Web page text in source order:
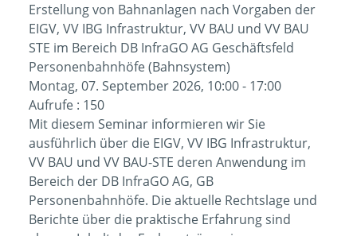
Erstellung von Bahnanlagen nach Vorgaben der
EIGV, VV IBG Infrastruktur, VV BAU und VV BAU
STE im Bereich DB InfraGO AG Geschäftsfeld
Personenbahnhöfe (Bahnsystem)
Montag, 07. September 2026, 10:00 - 17:00
Aufrufe : 150
Mit diesem Seminar informieren wir Sie
ausführlich über die EIGV, VV IBG Infrastruktur,
VV BAU und VV BAU-STE deren Anwendung im
Bereich der DB InfraGO AG, GB
Personenbahnhöfe. Die aktuelle Rechtslage und
Berichte über die praktische Erfahrung sind